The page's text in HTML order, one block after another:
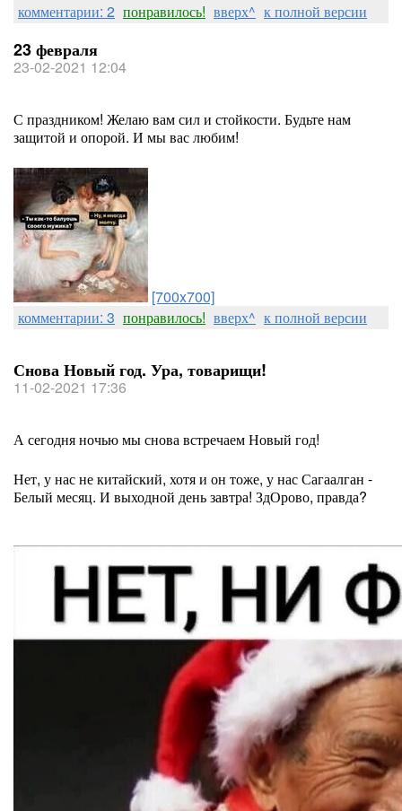
комментарии: 2 понравилось! вверх^ к полной версии
23 февраля
23-02-2021 12:04
С праздником! Желаю вам сил и стойкости. Будьте нам
защитой и опорой. И мы вас любим!
[700x700]
комментарии: 3 понравилось! вверх^ к полной версии
Снова Новый год. Ура, товарищи!
11-02-2021 17:36
А сегодня ночью мы снова встречаем Новый год!
Нет, у нас не китайский, хотя и он тоже, у нас Сагаалган -
Белый месяц. И выходной день завтра! ЗдОрово, правда?